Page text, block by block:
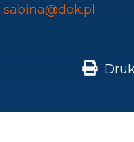
sabina@dok.pl